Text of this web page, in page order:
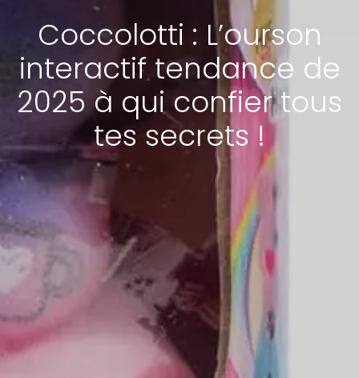
Coccolotti : L’ourson
interactif tendance de
2025 à qui confier tous
tes secrets !